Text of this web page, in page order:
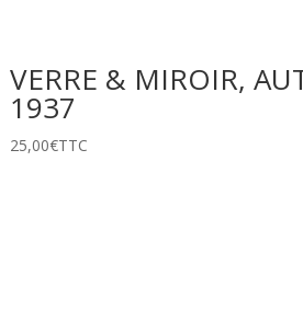
VERRE & MIROIR,
1937
25,00€TTC